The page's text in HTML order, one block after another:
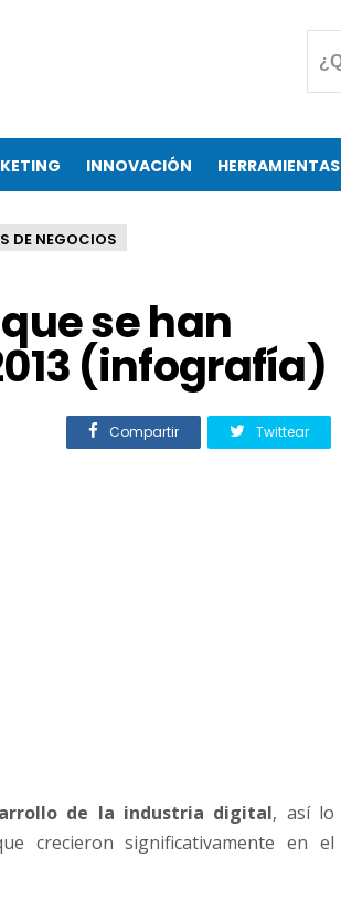
INNOVACIÓN HERRAMIENTAS
DE NEGOCIOS
se han
(infografía)
Compartir Twittear
de la industria digital, así lo
crecieron significativamente en el